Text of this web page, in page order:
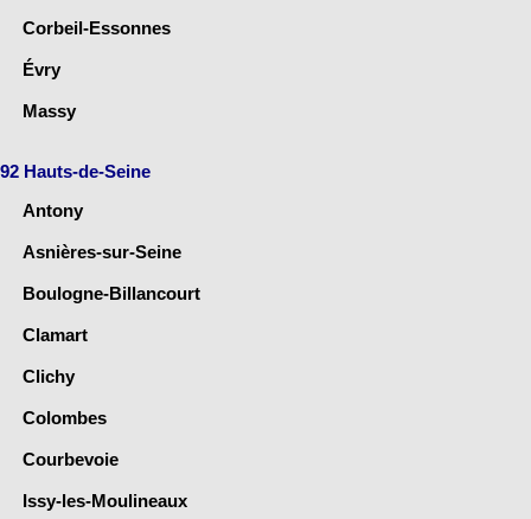
Corbeil-Essonnes
Évry
Massy
92 Hauts-de-Seine
Antony
Asnières-sur-Seine
Boulogne-Billancourt
Clamart
Clichy
Colombes
Courbevoie
Issy-les-Moulineaux